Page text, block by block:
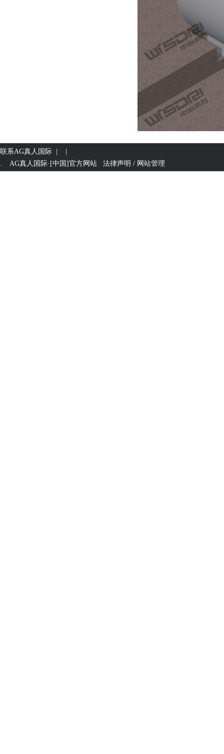
联系AG真人国际 | |
. AG真人国际·[中国]官方网站 法律声明 / 网站管理